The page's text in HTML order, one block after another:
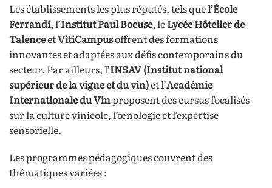
Les établissements les plus réputés, tels quel’École
Ferrandi, l’Institut Paul Bocuse, leLycée Hôtelier de
TalenceetVitiCampusoffrent des formations
innovantes et adaptées aux défis contemporains du
secteur. Par ailleurs, l’INSAV (Institut national
supérieur de la vigne et du vin)et l’Académie
Internationale du Vinproposent des cursus focalisés
sur la culture vinicole, l’œnologie et l’expertise
sensorielle.
Les programmes pédagogiques couvrent des
thématiques variées :